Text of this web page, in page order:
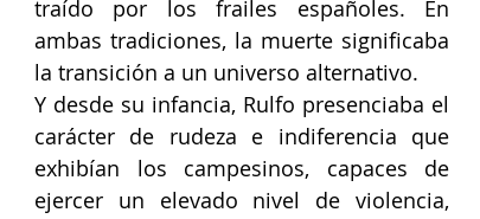
traído por los frailes españoles. En
ambas tradiciones, la muerte significaba
la transición a un universo alternativo.
Y desde su infancia, Rulfo presenciaba el
carácter de rudeza e indiferencia que
exhibían los campesinos, capaces de
ejercer un elevado nivel de violencia,